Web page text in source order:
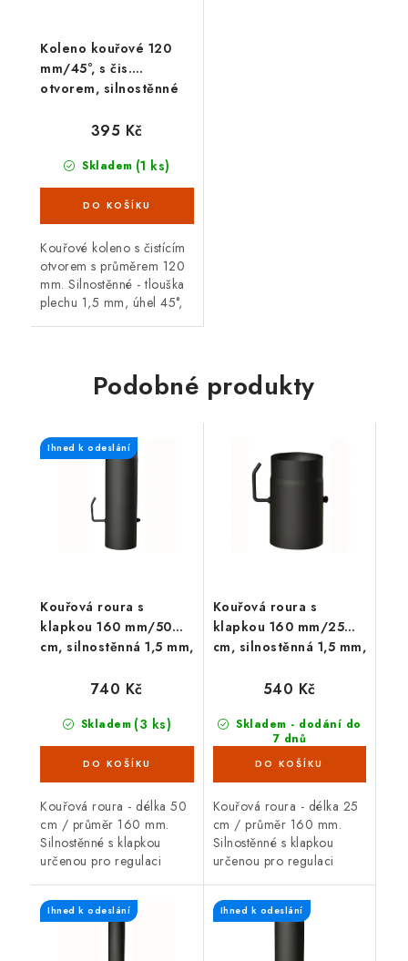
Koleno kouřové 120
mm/45°, s čis.
otvorem, silnostěnné
Skladem (1 ks)
395 Kč
Kouřové koleno s čistícím
otvorem s průměrem 120
mm. Silnostěnné - tlouška
plechu 1,5 mm, úhel 45°,
hrdlem kamen a...Podobné produkty
Kouřová roura s
klapkou 160 mm/50
cm, silnostěnná 1,5 mm,
Ihned k odeslání
Skladem (3 ks)
740 Kč
Kouřová roura - délka 50
cm / průměr 160 mm.
Silnostěnné s klapkou
určenou pro regulaci
tahu, tloušťka plechu 1,5
mm, černá barva. Kouřová
Kouřová roura s
klapkou 160 mm/25
cm, silnostěnná 1,5 mm,
Skladem - dodání do
7 dnů
(23 ks)
540 Kč
Kouřová roura - délka 25
cm / průměr 160 mm.
Silnostěnné s klapkou
určenou pro regulaci
tahu, tloušťka plechu 1,5
mm, černá barva. Kouřová
Ihned k odeslání Ihned k odeslání